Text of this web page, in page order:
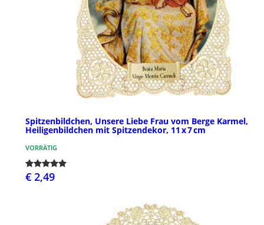
Spitzenbildchen, Unsere Liebe Frau vom Berge Karmel,
Heiligenbildchen mit Spitzendekor, 11 x 7 cm
VORRÄTIG
€ 2,49